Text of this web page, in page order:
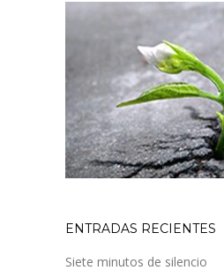
ENTRADAS RECIENTES
Siete minutos de silencio